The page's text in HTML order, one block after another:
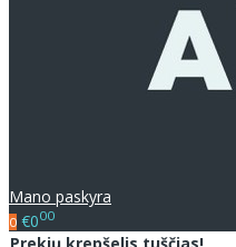
Mano paskyra
0 €000
Prekių krepšelis tuščias!